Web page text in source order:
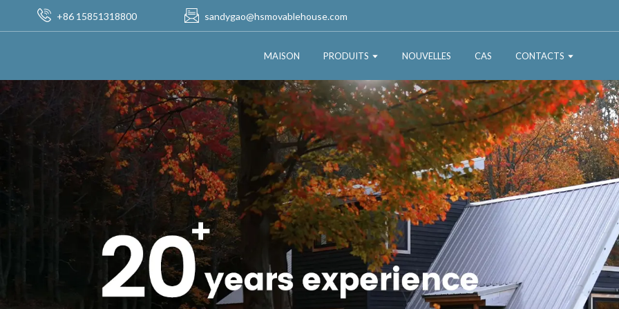
+86 15851318800 sandygao@hsmovablehouse.com
MAISON PRODUITS NOUVELLES CAS CONTACTS